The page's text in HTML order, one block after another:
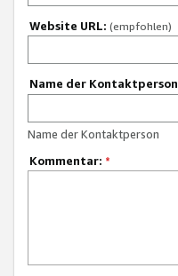
Website URL: (empfohlen)
Name der Kontaktperson
Name der Kontaktperson
Kommentar: *